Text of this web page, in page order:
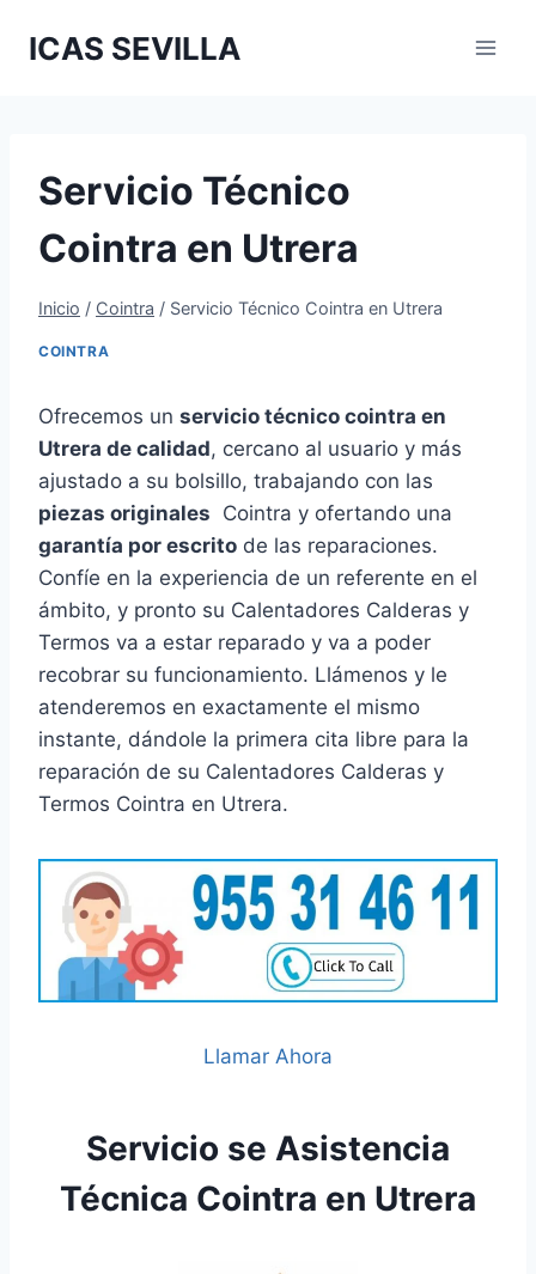
ICAS SEVILLA
Servicio Técnico
Cointra en Utrera
Inicio / Cointra / Servicio Técnico Cointra en Utrera
COINTRA
Ofrecemos un servicio técnico cointra en
Utrera de calidad, cercano al usuario y más
ajustado a su bolsillo, trabajando con las
piezas originales Cointra y ofertando una
garantía por escrito de las reparaciones.
Confíe en la experiencia de un referente en el
ámbito, y pronto su Calentadores Calderas y
Termos va a estar reparado y va a poder
recobrar su funcionamiento. Llámenos y le
atenderemos en exactamente el mismo
instante, dándole la primera cita libre para la
reparación de su Calentadores Calderas y
Termos Cointra en Utrera.
Llamar Ahora
Servicio se Asistencia
Técnica Cointra en Utrera